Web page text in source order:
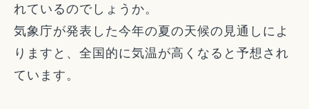
れているのでしょうか。
気象庁が発表した今年の夏の天候の見通しによ
りますと、全国的に気温が高くなると予想され
ています。